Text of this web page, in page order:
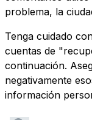
problema, la
Tenga cuidado
cuentas de
continuación.
negativamente
información